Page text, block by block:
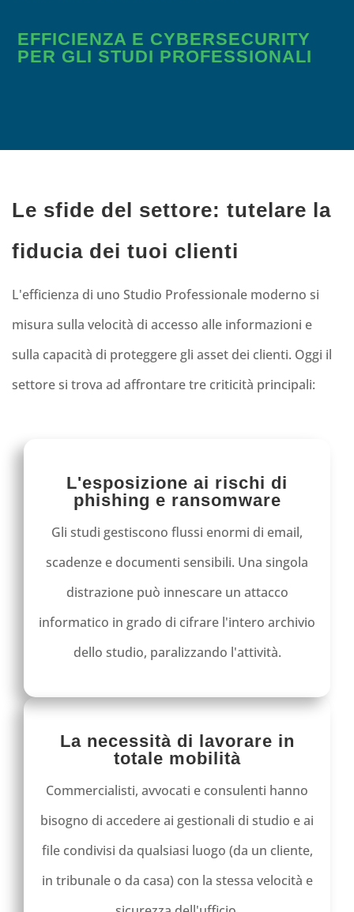
EFFICIENZA E CYBERSECURITY
PER GLI STUDI PROFESSIONALI
Le sfide del settore: tutelare la
fiducia dei tuoi clienti
L'efficienza di uno Studio Professionale moderno si
misura sulla velocità di accesso alle informazioni e
sulla capacità di proteggere gli asset dei clienti. Oggi il
settore si trova ad affrontare tre criticità principali:
L'esposizione ai rischi di
phishing e ransomware
Gli studi gestiscono flussi enormi di email,
scadenze e documenti sensibili. Una singola
distrazione può innescare un attacco
informatico in grado di cifrare l'intero archivio
dello studio, paralizzando l'attività.
La necessità di lavorare in
totale mobilità
Commercialisti, avvocati e consulenti hanno
bisogno di accedere ai gestionali di studio e ai
file condivisi da qualsiasi luogo (da un cliente,
in tribunale o da casa) con la stessa velocità e